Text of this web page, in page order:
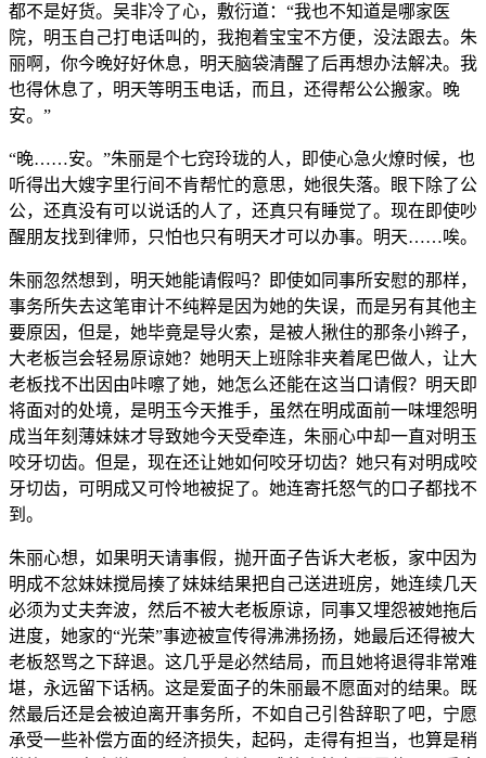
都不是好货。吴非冷了心，敷衍道：“我也不知道是哪家医
院，明玉自己打电话叫的，我抱着宝宝不方便，没法跟去。朱
丽啊，你今晚好好休息，明天脑袋清醒了后再想办法解决。我
也得休息了，明天等明玉电话，而且，还得帮公公搬家。晚
安。”
“晚……安。”朱丽是个七窍玲珑的人，即使心急火燎时候，也
听得出大嫂字里行间不肯帮忙的意思，她很失落。眼下除了公
公，还真没有可以说话的人了，还真只有睡觉了。现在即使吵
醒朋友找到律师，只怕也只有明天才可以办事。明天……唉。
朱丽忽然想到，明天她能请假吗？即使如同事所安慰的那样，
事务所失去这笔审计不纯粹是因为她的失误，而是另有其他主
要原因，但是，她毕竟是导火索，是被人揪住的那条小辫子，
大老板岂会轻易原谅她？她明天上班除非夹着尾巴做人，让大
老板找不出因由咔嚓了她，她怎么还能在这当口请假？明天即
将面对的处境，是明玉今天推手，虽然在明成面前一味埋怨明
成当年刻薄妹妹才导致她今天受牵连，朱丽心中却一直对明玉
咬牙切齿。但是，现在还让她如何咬牙切齿？她只有对明成咬
牙切齿，可明成又可怜地被捉了。她连寄托怒气的口子都找不
到。
朱丽心想，如果明天请事假，抛开面子告诉大老板，家中因为
明成不忿妹妹搅局揍了妹妹结果把自己送进班房，她连续几天
必须为丈夫奔波，然后不被大老板原谅，同事又埋怨被她拖后
进度，她家的“光荣”事迹被宣传得沸沸扬扬，她最后还得被大
老板怒骂之下辞退。这几乎是必然结局，而且她将退得非常难
堪，永远留下话柄。这是爱面子的朱丽最不愿面对的结果。既
然最后还是会被迫离开事务所，不如自己引咎辞职了吧，宁愿
承受一些补偿方面的经济损失，起码，走得有担当，也算是稍